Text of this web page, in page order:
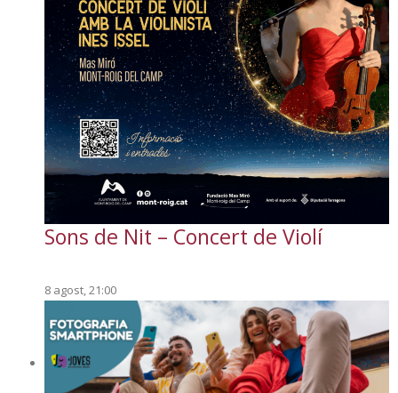
Sons de Nit – Concert de Violí
8 agost, 21:00